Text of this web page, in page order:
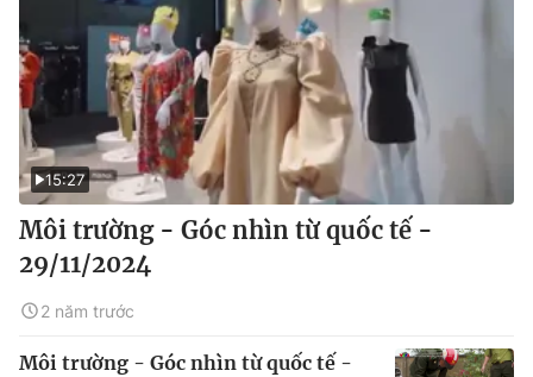
15:27
Môi trường - Góc nhìn từ quốc tế -
29/11/2024
2 năm trước
Môi trường - Góc nhìn từ quốc tế -